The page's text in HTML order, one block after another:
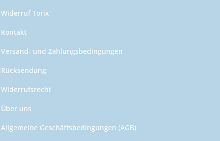
Widerruf Torix
Kontakt
Versand- und Zahlungsbedingungen
Rücksendung
Widerrufsrecht
Über uns
Allgemeine Geschäftsbedingungen (AGB)